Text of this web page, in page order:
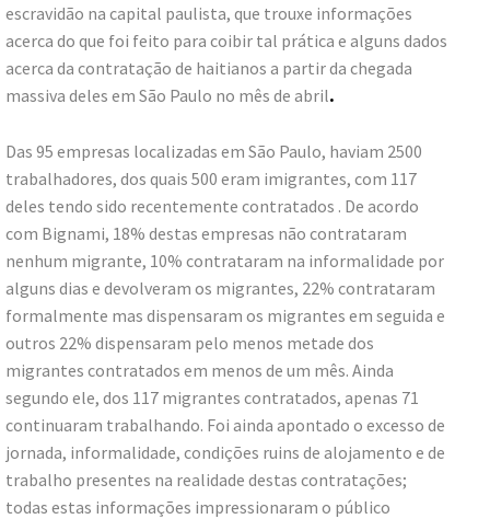
escravidão na capital paulista, que trouxe informações
acerca do que foi feito para coibir tal prática e alguns dados
acerca da contratação de haitianos a partir da chegada
massiva deles em São Paulo no mês de abril.
Das 95 empresas localizadas em São Paulo, haviam 2500
trabalhadores, dos quais 500 eram imigrantes, com 117
deles tendo sido recentemente contratados . De acordo
com Bignami, 18% destas empresas não contrataram
nenhum migrante, 10% contrataram na informalidade por
alguns dias e devolveram os migrantes, 22% contrataram
formalmente mas dispensaram os migrantes em seguida e
outros 22% dispensaram pelo menos metade dos
migrantes contratados em menos de um mês. Ainda
segundo ele, dos 117 migrantes contratados, apenas 71
continuaram trabalhando. Foi ainda apontado o excesso de
jornada, informalidade, condições ruins de alojamento e de
trabalho presentes na realidade destas contratações;
todas estas informações impressionaram o público